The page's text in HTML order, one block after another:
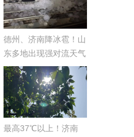
德州、济南降冰雹！山
东多地出现强对流天气
今明两天多地仍有雷阵
雨
最高37℃以上！济南